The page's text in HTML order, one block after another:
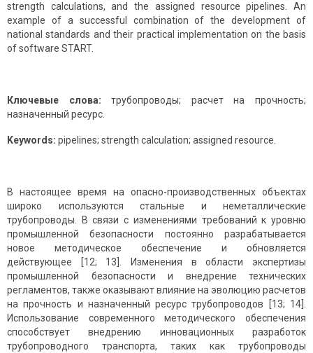
strength calculations, and the assigned resource pipelines. An
example of a successful combination of the development of
national standards and their practical implementation on the basis
of software START.
Ключевые слова: трубопроводы; расчет на прочность;
назначенный ресурс.
Keywords: pipelines; strength calculation; assigned resource.
В настоящее время на опасно-производственных объектах
широко используются стальные и неметаллические
трубопроводы. В связи с изменениями требований к уровню
промышленной безопасности постоянно разрабатывается
новое методическое обеспечение и обновляется
действующее [12; 13]. Изменения в области экспертизы
промышленной безопасности и внедрение технических
регламентов, также оказывают влияние на эволюцию расчетов
на прочность и назначенный ресурс трубопроводов [13; 14].
Использование современного методического обеспечения
способствует внедрению инновационных разработок
трубопроводного транспорта, таких как трубопроводы